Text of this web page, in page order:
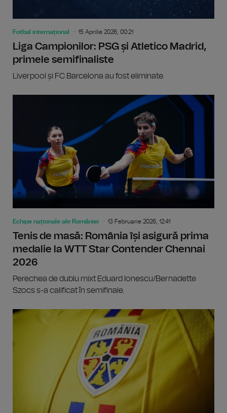
Fotbal internațional 15 Aprilie 2026, 00:21
Liga Campionilor: PSG și Atletico Madrid,
primele semifinaliste
Liverpool și FC Barcelona au fost eliminate.
Echipe naționale ale României 13 Februarie 2026, 12:41
Tenis de masă: România își asigură prima
medalie la WTT Star Contender Chennai
2026
Perechea de dublu mixt Eduard Ionescu/Bernadette
Szocs s-a calificat în semifinale.